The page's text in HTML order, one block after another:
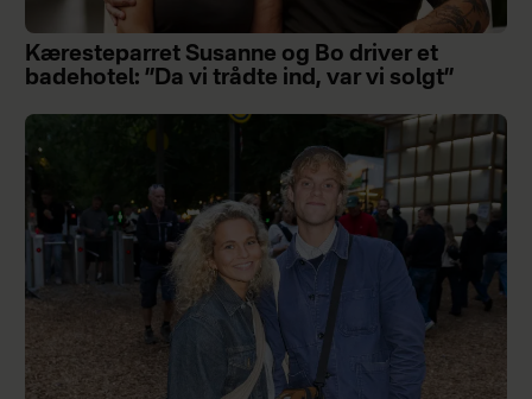
Kæresteparret Susanne og Bo driver et
badehotel: ”Da vi trådte ind, var vi solgt”